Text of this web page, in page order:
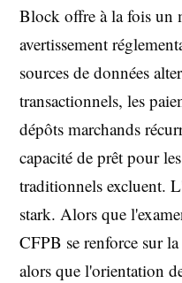
Block offre à la fois un
avertissement
sources de données
transactionnels, les
dépôts marchands
capacité de prêt pour
traditionnels excluent.
stark. Alors que
CFPB se renforce sur
alors que l'orientation